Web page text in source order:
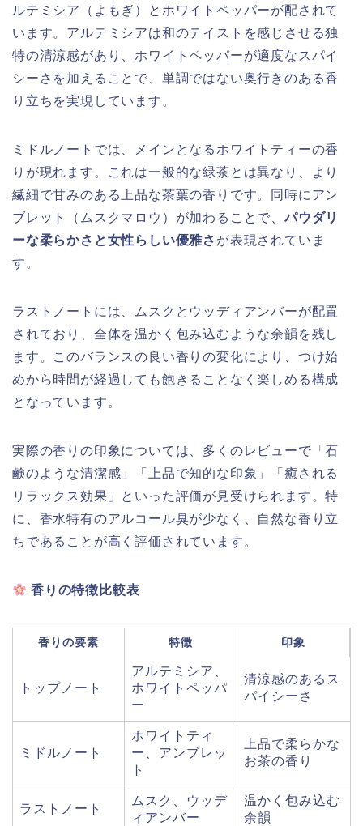
ルテミシア（よもぎ）とホワイトペッパーが配されて
います。アルテミシアは和のテイストを感じさせる独
特の清涼感があり、ホワイトペッパーが適度なスパイ
シーさを加えることで、単調ではない奥行きのある香
り立ちを実現しています。
ミドルノートでは、メインとなるホワイトティーの香
りが現れます。これは一般的な緑茶とは異なり、より
繊細で甘みのある上品な茶葉の香りです。同時にアン
ブレット（ムスクマロウ）が加わることで、パウダリ
ーな柔らかさと女性らしい優雅さ が表現されていま
す。
ラストノートには、ムスクとウッディアンバーが配置
されており、全体を温かく包み込むような余韻を残し
ます。このバランスの良い香りの変化により、つけ始
めから時間が経過しても飽きることなく楽しめる構成
となっています。
実際の香りの印象については、多くのレビューで「石
鹸のような清潔感」「上品で知的な印象」「癒される
リラックス効果」といった評価が見受けられます。特
に、香水特有のアルコール臭が少なく、自然な香り立
ちであることが高く評価されています。
香りの特徴比較表
香りの要素 特徴 印象
トップノート
アルテミシア、
ホワイトペッパ
ー
清涼感のあるス
パイシーさ
ミドルノート
ホワイトティ
ー、アンブレッ
ト
上品で柔らかな
お茶の香り
ラストノート
ムスク、ウッデ
ィアンバー
温かく包み込む
余韻